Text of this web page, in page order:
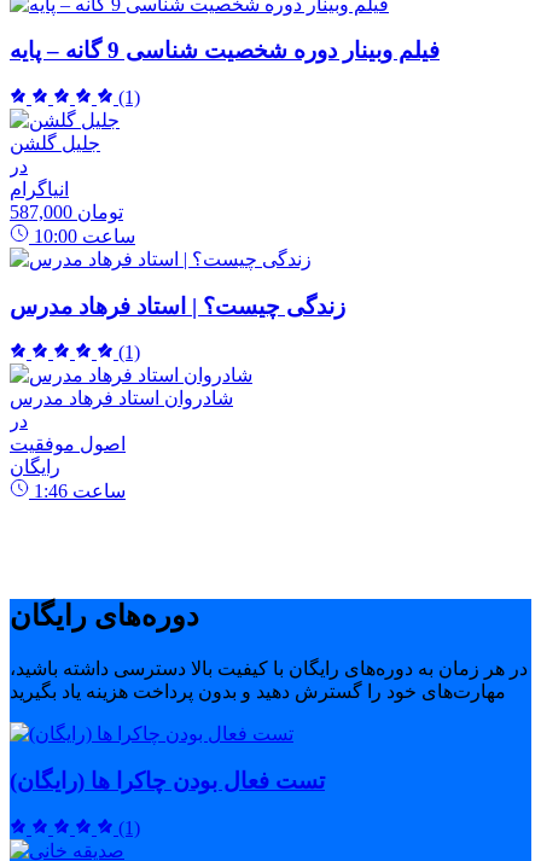
فیلم وبینار دوره شخصیت شناسی 9 گانه – پایه
(1)
جلیل گلشن
در
انیاگرام
587,000 تومان
10:00 ساعت
زندگی چیست؟ | استاد فرهاد مدرس
(1)
شادروان استاد فرهاد مدرس
در
اصول موفقیت
رایگان
1:46 ساعت
دوره‌های رایگان
در هر زمان به دوره‌های رایگان با کیفیت بالا دسترسی داشته باشید،
مهارت‌های خود را گسترش دهید و بدون پرداخت هزینه یاد بگیرید
تست فعال بودن چاکرا ها (رایگان)
(1)